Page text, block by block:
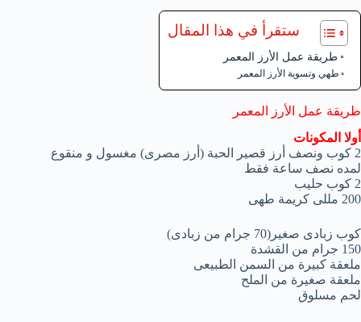
ستقرأ في هذا المقال
طريقة عمل الأرز المعمر
طهي وتسوية الأرز المعمر
طريقة عمل الأرز المعمر
أولا المكونات
2 كوب ونصف أرز قصير الحبة (أرز مصرى) مغسول و منقوع
لمده نصف ساعة فقط
2 كوب حليب
200 مللى كريمة طهى
كوب زبادى صغير(70 جرام من زبادى)
150 جرام من القشدة
ملعقة كبيرة من السمن الطبيعى
ملعقة صغيرة من الملح
لحم مسلوق